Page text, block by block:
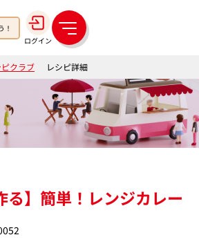
！
ログイン
メ
ニ
ュ
ー
ピクラブ レシピ詳細
る】簡単！レンジカレー